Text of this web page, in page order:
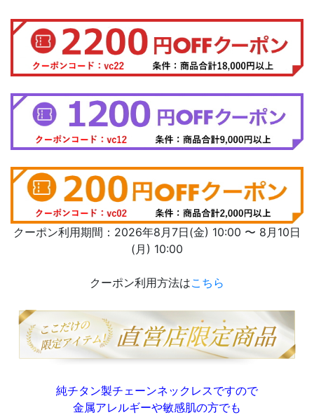
クーポン利用期間：2026年8月7日(金) 10:00 〜 8月10日
(月) 10:00
クーポン利用方法はこちら
純チタン製チェーンネックレスですので
金属アレルギーや敏感肌の方でも